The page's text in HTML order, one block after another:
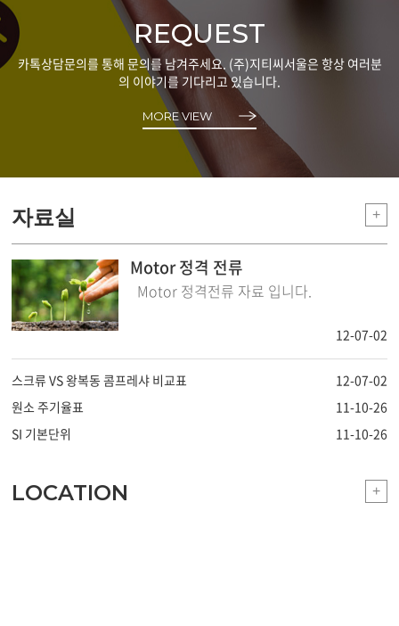
REQUEST
카톡상담문의를 통해 문의를 남겨주세요. (주)지티씨서울은 항상 여러분
의 이야기를 기다리고 있습니다.
MORE VIEW
자료실 +
Motor 정격 전류
Motor 정격전류 자료 입니다.
12-07-02
스크류 VS 왕복동 콤프레샤 비교표
12-07-02
원소 주기율표
11-10-26
SI 기본단위
11-10-26
LOCATION +